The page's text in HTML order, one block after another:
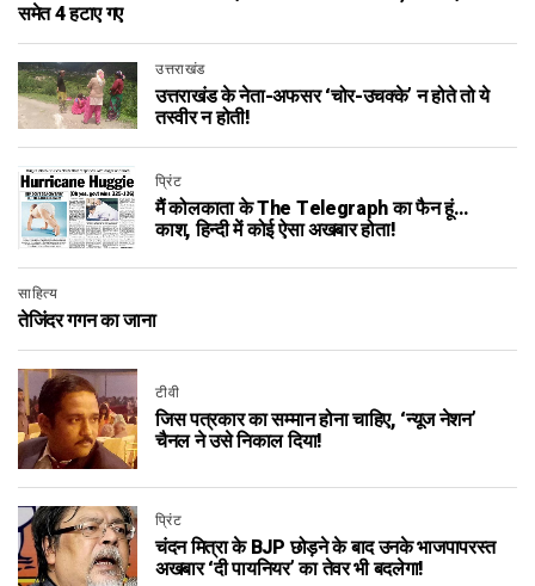
समेत 4 हटाए गए
उत्तराखंड
उत्तराखंड के नेता-अफसर ‘चोर-उचक्के’ न होते तो ये
तस्वीर न होती!
प्रिंट
मैं कोलकाता के The Telegraph का फैन हूं…
काश, हिन्दी में कोई ऐसा अखबार होता!
साहित्य
तेजिंदर गगन का जाना
टीवी
जिस पत्रकार का सम्मान होना चाहिए, ‘न्यूज नेशन’
चैनल ने उसे निकाल दिया!
प्रिंट
चंदन मित्रा के BJP छोड़ने के बाद उनके भाजपापरस्त
अखबार ‘दी पायनियर’ का तेवर भी बदलेगा!